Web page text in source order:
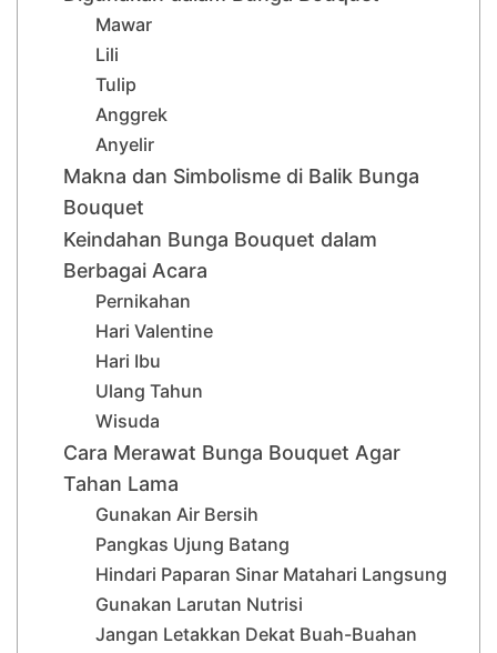
Mawar
Lili
Tulip
Anggrek
Anyelir
Makna dan Simbolisme di Balik Bunga
Bouquet
Keindahan Bunga Bouquet dalam
Berbagai Acara
Pernikahan
Hari Valentine
Hari Ibu
Ulang Tahun
Wisuda
Cara Merawat Bunga Bouquet Agar
Tahan Lama
Gunakan Air Bersih
Pangkas Ujung Batang
Hindari Paparan Sinar Matahari Langsung
Gunakan Larutan Nutrisi
Jangan Letakkan Dekat Buah-Buahan